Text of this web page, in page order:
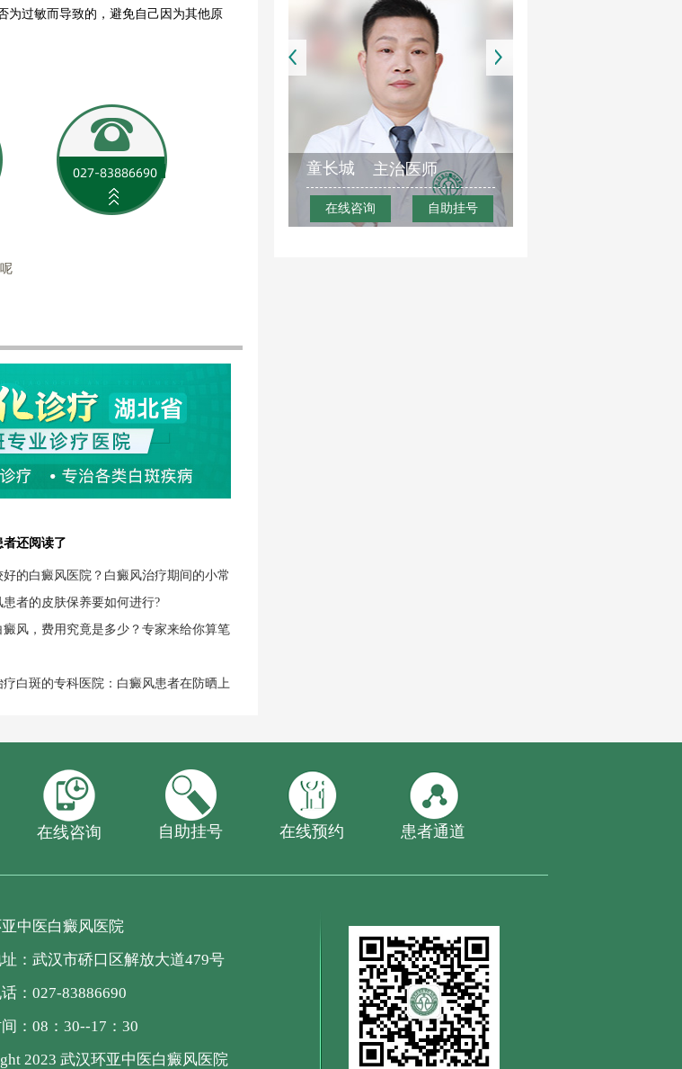
为过敏而导致的，避免自己因为其他原
者还阅读了
好的白癜风医院？白癜风治疗期间的小常
患者的皮肤保养要如何进行?
癜风，费用究竟是多少？专家来给你算笔
疗白斑的专科医院：白癜风患者在防晒上
童长城 主治医师
在线咨询 自助挂号
在线咨询 自助挂号 在线预约 患者通道
中医白癜风医院
：武汉市硚口区解放大道479号
：027-83886690
：08：30--17：30
2023 武汉环亚中医白癜风医院